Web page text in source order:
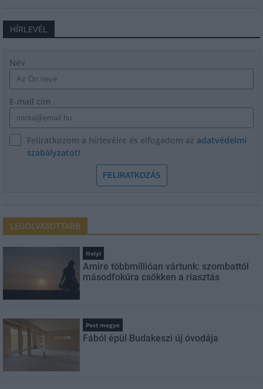
HÍRLEVÉL
Név
E-mail cím
Feliratkozom a hírlevélre és elfogadom az adatvédelmi
szabályzatot!
FELIRATKOZÁS
LEGOLVASOTTABB
Helyi
Amire többmillióan vártunk: szombattól
másodfokúra csökken a riasztás
Pest megye
Fából épül Budakeszi új óvodája